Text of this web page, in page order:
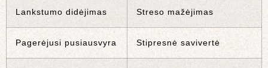
Lankstumo didėjimas Streso mažėjimas
Pagerėjusi pusiausvyra Stipresnė savivertė